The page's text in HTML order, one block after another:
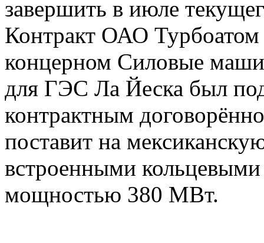
завершить в июле
Контракт ОАО Турбоатом
концерном Силовые
для ГЭС Ла Йеска был
контрактным
поставит на
встроенными
мощностью 380 МВт.